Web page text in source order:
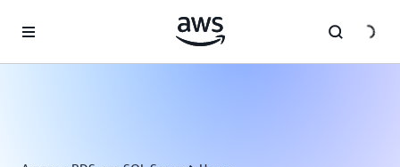
Перейти к главному контенту